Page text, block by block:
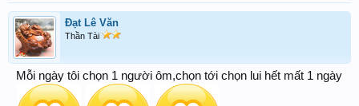
Đạt Lê Văn
Thần Tài
Mỗi ngày tôi chọn 1 người ôm,chọn tới chọn lui hết mất 1 ngày